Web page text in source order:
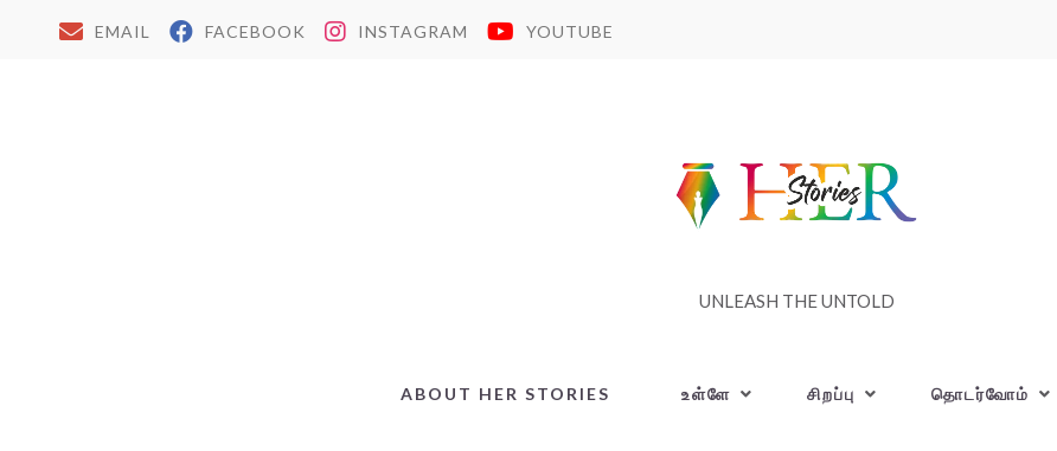
EMAIL FACEBOOK INSTAGRAM YOUTUBE
UNLEASH THE UNTOLD
ABOUT HER STORIES உள்ளே சிறப்பு தொடர்வோம்